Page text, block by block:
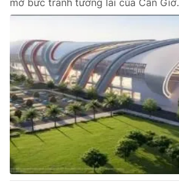
mở bức tranh tương lai của Cần Giờ.